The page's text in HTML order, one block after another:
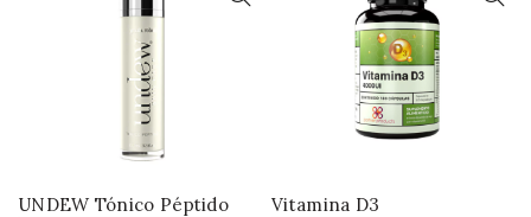
UNDEW Tónico Péptido
Vitamina D3